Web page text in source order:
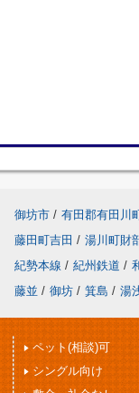
御坊市 / 有田郡有田川
藤田町吉田 / 湯川町財
紀勢本線 / 紀州鉄道 /
藤並 / 御坊 / 箕島 / 湯
ペット(相談)可
シングル向け